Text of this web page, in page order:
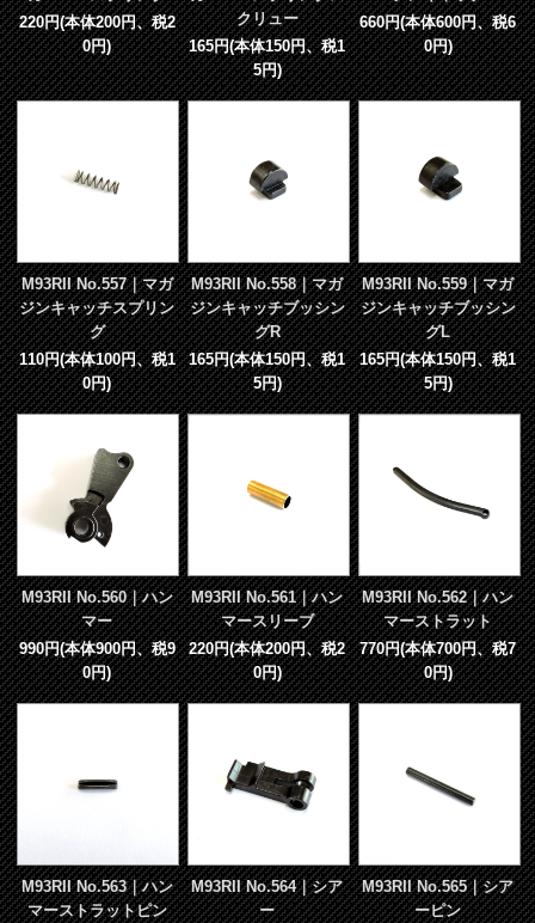
220円(本体200円、税2
0円)
クリュー
165円(本体150円、税1
5円)
660円(本体600円、税6
0円)
M93RII No.557｜マガ
ジンキャッチスプリン
グ
110円(本体100円、税1
0円)
M93RII No.558｜マガ
ジンキャッチブッシン
グR
165円(本体150円、税1
5円)
M93RII No.559｜マガ
ジンキャッチブッシン
グL
165円(本体150円、税1
5円)
M93RII No.560｜ハン
マー
990円(本体900円、税9
0円)
M93RII No.561｜ハン
マースリーブ
220円(本体200円、税2
0円)
M93RII No.562｜ハン
マーストラット
770円(本体700円、税7
0円)
M93RII No.563｜ハン
マーストラットピン
M93RII No.564｜シア
ー
M93RII No.565｜シア
ーピン